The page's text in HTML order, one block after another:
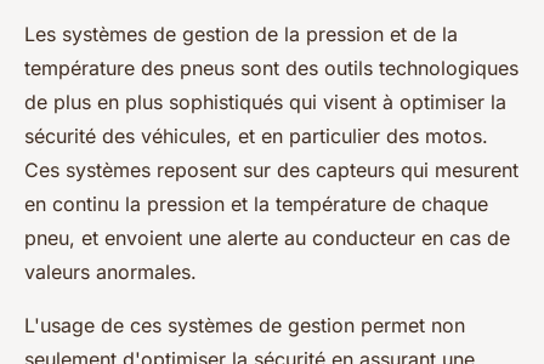
Les systèmes de gestion de la pression et de la
température des pneus sont des outils technologiques
de plus en plus sophistiqués qui visent à optimiser la
sécurité des véhicules, et en particulier des motos.
Ces systèmes reposent sur des capteurs qui mesurent
en continu la pression et la température de chaque
pneu, et envoient une alerte au conducteur en cas de
valeurs anormales.
L'usage de ces systèmes de gestion permet non
seulement d'optimiser la sécurité en assurant une